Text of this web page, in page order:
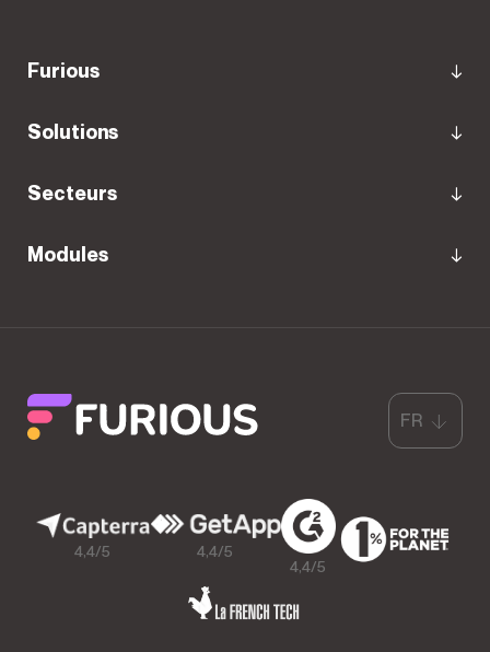
furious
Solutions
Secteurs
Modules
4,4/5
4,4/5
4,4/5
FR